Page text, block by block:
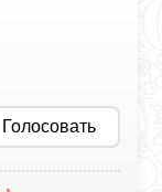
Голосовать